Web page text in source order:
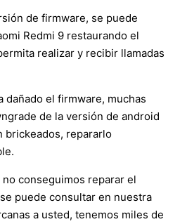
de firmware, se puede
Redmi 9 restaurando el
realizar y recibir llamadas
dañado el firmware, muchas
de la versión de android
brickeados, repararlo
conseguimos reparar el
puede consultar en nuestra
a usted, tenemos miles de